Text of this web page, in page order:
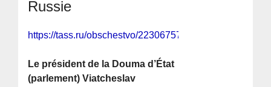
Russie
https://tass.ru/obschestvo/22306757
Le président de la Douma d’État
(parlement) Viatcheslav